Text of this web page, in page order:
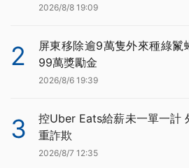
2026/8/8 19:09
2
屏東移除逾9萬隻外來種綠鬣
99萬獎勵金
2026/8/6 19:39
3
控Uber Eats給薪未一單一計
重詐欺
2026/8/7 12:35